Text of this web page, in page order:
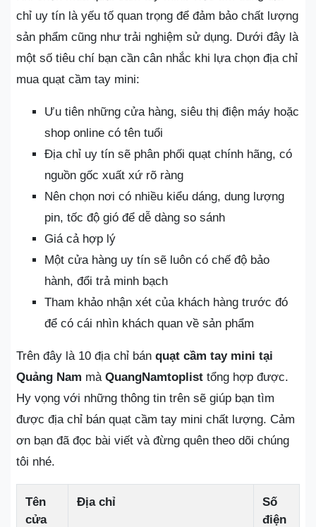
chỉ uy tín là yếu tố quan trọng để đảm bảo chất lượng
sản phẩm cũng như trải nghiệm sử dụng. Dưới đây là
một số tiêu chí bạn cần cân nhắc khi lựa chọn địa chỉ
mua quạt cầm tay mini:
Ưu tiên những cửa hàng, siêu thị điện máy hoặc
shop online có tên tuổi
Địa chỉ uy tín sẽ phân phối quạt chính hãng, có
nguồn gốc xuất xứ rõ ràng
Nên chọn nơi có nhiều kiểu dáng, dung lượng
pin, tốc độ gió để dễ dàng so sánh
Giá cả hợp lý
Một cửa hàng uy tín sẽ luôn có chế độ bảo
hành, đổi trả minh bạch
Tham khảo nhận xét của khách hàng trước đó
để có cái nhìn khách quan về sản phẩm
Trên đây là 10 địa chỉ bán quạt cầm tay mini tại
Quảng Nam mà QuangNamtoplist tổng hợp được.
Hy vọng với những thông tin trên sẽ giúp bạn tìm
được địa chỉ bán quạt cầm tay mini chất lượng. Cảm
ơn bạn đã đọc bài viết và đừng quên theo dõi chúng
tôi nhé.
Tên
cửa
Địa chỉ
Số
điện